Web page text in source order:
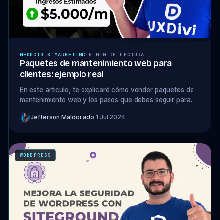
NEGOCIO & MARKETING ·5 MIN DE LECTURA
Paquetes de mantenimiento web para
clientes: ejemplo real
En este artículo, te explicaré cómo vender paquetes de
mantenimiento web y los pasos que debes seguir para
Jefferson Maldonado·1 Jul 2024
WORDPRESS